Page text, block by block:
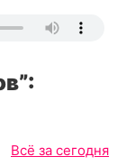
Всё за сегодня